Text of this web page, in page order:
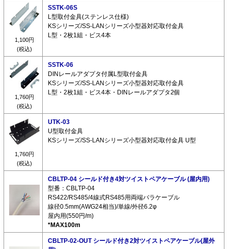
1,100円
(税込)
SSTK-06S
L型取付金具(ステンレス仕様)
KSシリーズ/SS-LANシリーズ小型器対応取付金具
L型・2枚1組・ビス4本
1,760円
(税込)
SSTK-06
DINレールアダプタ付属L型取付金具
KSシリーズ/SS-LANシリーズ小型器対応取付金具
L型・2枚1組・ビス4本・DINレールアダプタ2個
1,760円
(税込)
UTK-03
U型取付金具
KSシリーズ/SS-LANシリーズ小型器対応取付金具 U型
CBLTP-04 シールド付き4対ツイストペアケーブル (屋内用)
型番：CBLTP-04
RS422/RS485/4線式RS485用両端バラケーブル
線径0.5mm(AWG24相当)/単線/外径6.2φ
屋内用(550円/m)
*MAX100m
CBLTP-02-OUT シールド付き2対ツイストペアケーブル(屋外